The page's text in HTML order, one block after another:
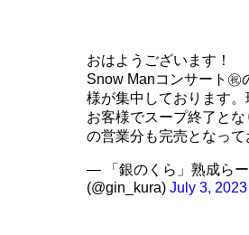
おはようございます！
Snow Manコンサート㊗️
様が集中しております
お客様でスープ終了と
の営業分も完売となって
— 「銀のくら」熟成ら
(@gin_kura) July 3, 2023